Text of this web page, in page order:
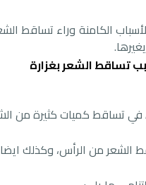
الكامنة وراء تساقط
الشعر من الرأس، وكذلك